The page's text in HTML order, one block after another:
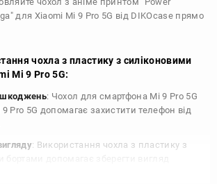
для Xiaomi Mi 9 Pro 5G від DIKOcase прямо
чохла з пластику з силіконовими
Mi 9 Pro 5G:
: Чохол для смартфона Mi 9 Pro 5G
Pro 5G допомагає захистити телефон від
: Використання чохла з пластику з